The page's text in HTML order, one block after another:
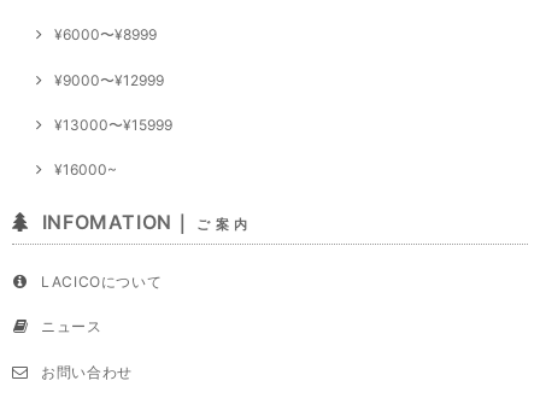
¥6000〜¥8999
¥9000〜¥12999
¥13000〜¥15999
¥16000~
INFOMATION｜ ご 案 内
LACICOについて
ニュース
お問い合わせ